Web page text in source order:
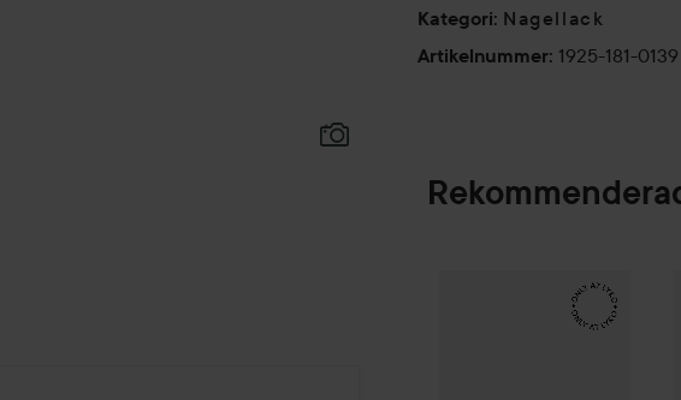
Kategori: Nagellack
Artikelnummer: 1925-181-0139
Make Up Store